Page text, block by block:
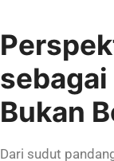
Bukan
Dari sudut